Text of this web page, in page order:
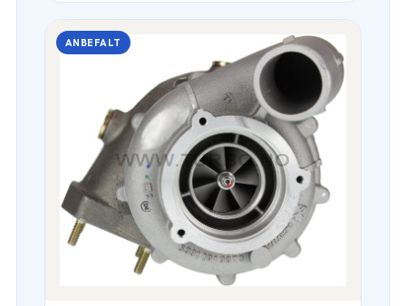
ANBEFALT